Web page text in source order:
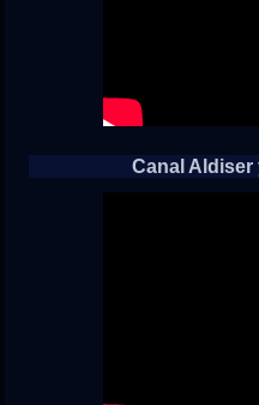
Canal Aldiser